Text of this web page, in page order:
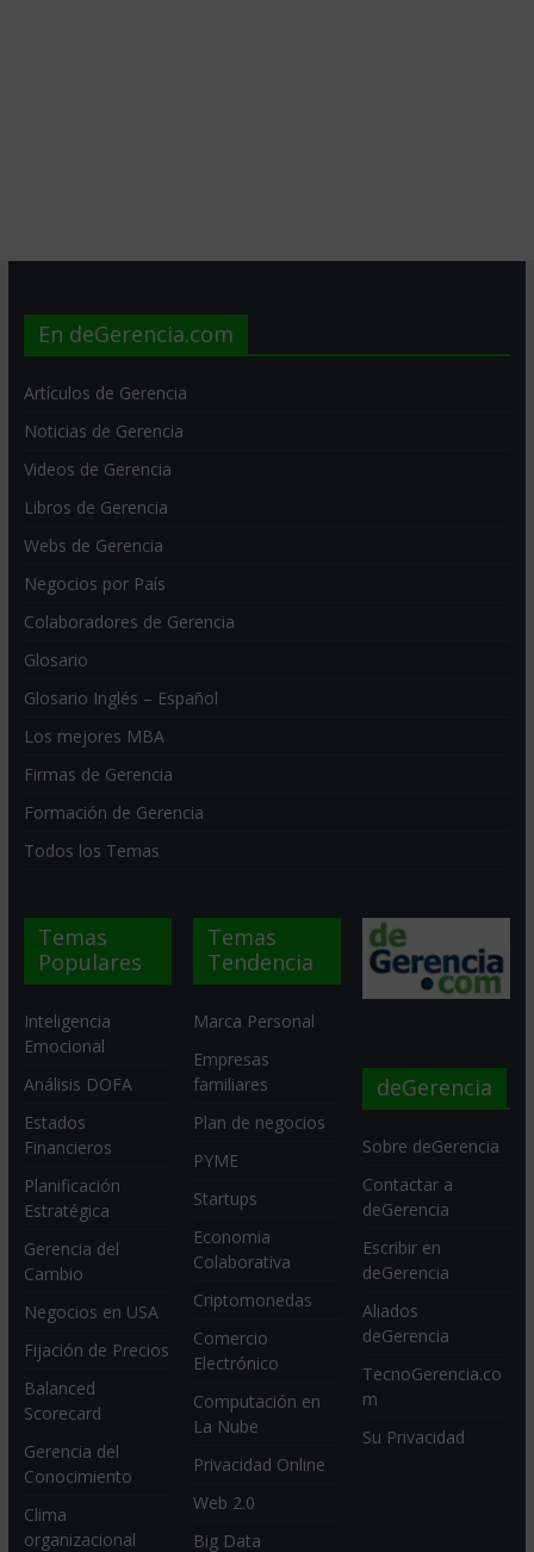
En deGerencia.com
Artículos de Gerencia
Noticias de Gerencia
Videos de Gerencia
Libros de Gerencia
Webs de Gerencia
Negocios por País
Colaboradores de Gerencia
Glosario
Glosario Inglés – Español
Los mejores MBA
Firmas de Gerencia
Formación de Gerencia
Todos los Temas
Temas
Populares
Inteligencia
Emocional
Análisis DOFA
Estados
Financieros
Planificación
Estratégica
Gerencia del
Cambio
Negocios en USA
Fijación de Precios
Balanced
Scorecard
Gerencia del
Conocimiento
Clima
organizacional
Temas
Tendencia
Marca Personal
Empresas
familiares
Plan de negocios
PYME
Startups
Economia
Colaborativa
Criptomonedas
Comercio
Electrónico
Computación en
La Nube
Privacidad Online
Web 2.0
Big Data
deGerencia
Sobre deGerencia
Contactar a
deGerencia
Escribir en
deGerencia
Aliados
deGerencia
TecnoGerencia.co
m
Su Privacidad